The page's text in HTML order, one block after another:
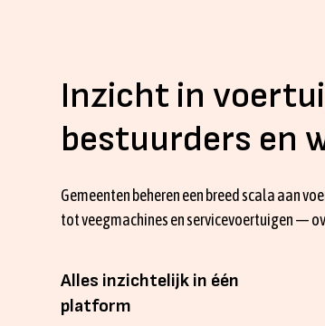
Inzicht in
bestuurders en
Gemeenten beheren een breed scala aan
tot veegmachines en servicevoertuigen —
Alles inzichtelijk in één
platform